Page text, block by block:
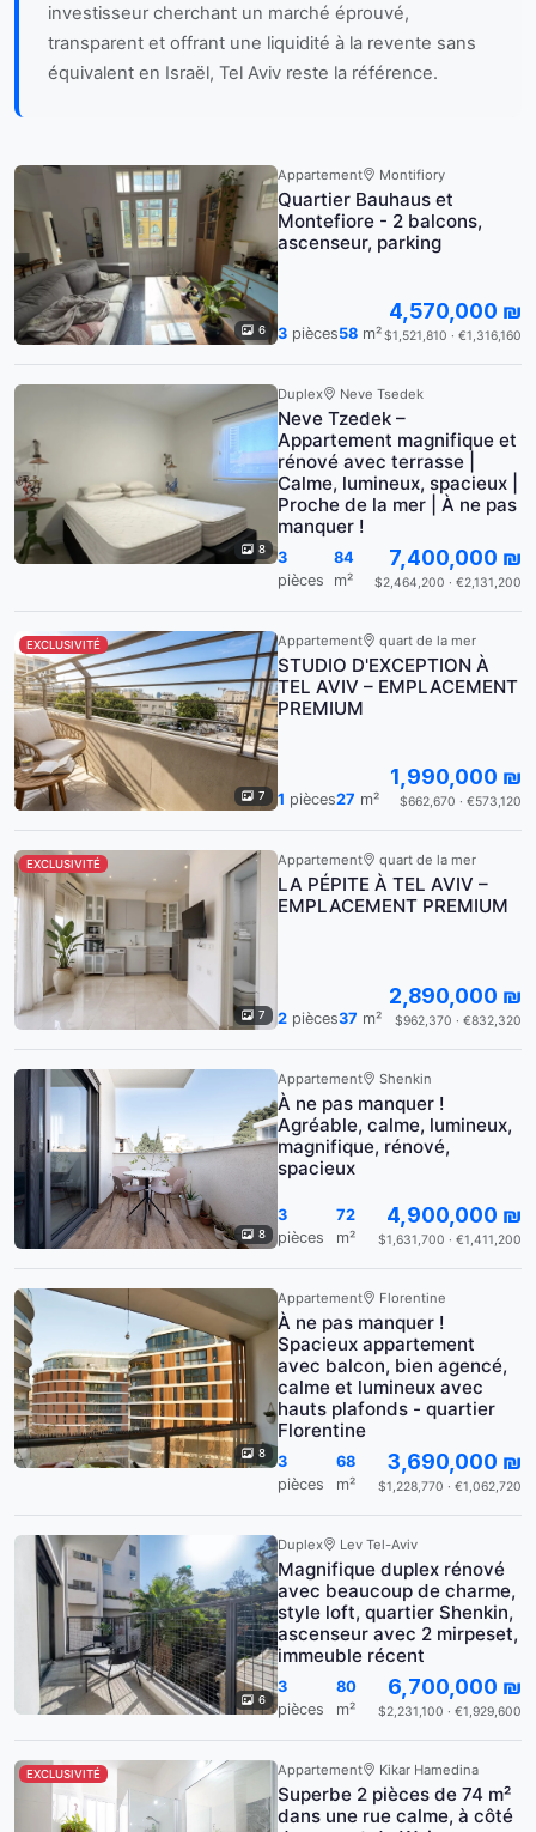
investisseur cherchant un marché éprouvé,
transparent et offrant une liquidité à la revente sans
équivalent en Israël, Tel Aviv reste la référence.
6
Appartement Montifiory
Quartier Bauhaus et
Montefiore - 2 balcons,
ascenseur, parking
3 pièces58 m²
4,570,000 ₪
$1,521,810 · €1,316,160
8
Duplex Neve Tsedek
Neve Tzedek –
Appartement magnifique et
rénové avec terrasse |
Calme, lumineux, spacieux |
Proche de la mer | À ne pas
manquer !
3
pièces
84
m²
7,400,000 ₪
$2,464,200 · €2,131,200
EXCLUSIVITÉ
7
Appartement quart de la mer
STUDIO D'EXCEPTION À
TEL AVIV – EMPLACEMENT
PREMIUM
1 pièces27 m²
1,990,000 ₪
$662,670 · €573,120
EXCLUSIVITÉ
7
Appartement quart de la mer
LA PÉPITE À TEL AVIV –
EMPLACEMENT PREMIUM
2 pièces37 m²
2,890,000 ₪
$962,370 · €832,320
8
Appartement Shenkin
À ne pas manquer !
Agréable, calme, lumineux,
magnifique, rénové,
spacieux
3
pièces
72
m²
4,900,000 ₪
$1,631,700 · €1,411,200
8
Appartement Florentine
À ne pas manquer !
Spacieux appartement
avec balcon, bien agencé,
calme et lumineux avec
hauts plafonds - quartier
Florentine
3
pièces
68
m²
3,690,000 ₪
$1,228,770 · €1,062,720
6
Duplex Lev Tel-Aviv
Magnifique duplex rénové
avec beaucoup de charme,
style loft, quartier Shenkin,
ascenseur avec 2 mirpeset,
immeuble récent
3
pièces
80
m²
6,700,000 ₪
$2,231,100 · €1,929,600
EXCLUSIVITÉ Appartement Kikar Hamedina
Superbe 2 pièces de 74 m²
dans une rue calme, à côté